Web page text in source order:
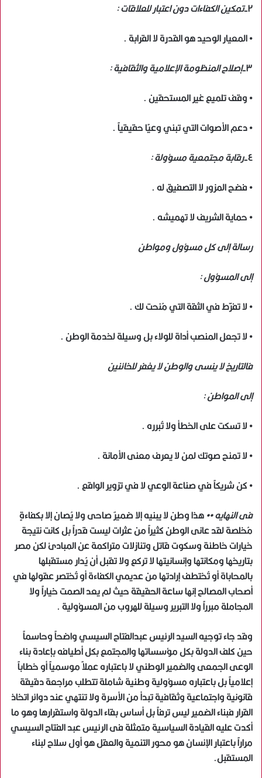
٢- تمكين الكفاءات دون اعتبار للعلاقات :
• المعيار الوحيد هو القدرة لا القرابة .
٣- إصلاح المنظومة الإعلامية والثقافية :
• وقف تلميع غير المستحقين .
• دعم الأصوات التي تبني وعيًا حقيقياً .
٤- رقابة مجتمعية مسؤولة :
• فضح المزور لا التصفيق له .
• حماية الشريف لا تهميشه .
رسالة إلى كل مسؤول ومواطن
إلى المسؤول :
• لا تفرّط في الثقة التي مُنحت لك .
• لا تجعل المنصب أداة للولاء بل وسيلة لخدمة الوطن .
فالتاريخ لا ينسى والوطن لا يغفر للخائنين
إلى المواطن :
• لا تسكت على الخطأ ولا تُبرره .
• لا تمنح صوتك لمن لا يعرف معنى الأمانة .
• كن شريكاً في صناعة الوعي لا في تزوير الواقع .
فى النهايه ••هذا وطن لا يبنيه إلا ضميرٌ صاحى ولا يُصان إلا بكفاءةٍ
مُخلصة لقد عانى الوطن كثيراً من عثرات ليست قدراً بل كانت نتيجة
خيارات خاطئة وسكوت قاتل وتنازلات متراكمة عن المبادئ لكن مصر
بتاريخها ومكانتها وإنسانيتها لا تركع ولا تقبل أن يُدار مستقبلها
بالمحاباة أو تُختطف إرادتها من عديمي الكفاءة أو تُختصر عقولها في
أصحاب المصالح إنها ساعة الحقيقة حيث لم يعد الصمت خياراً ولا
المجاملة مبرراً ولا التبرير وسيلة للهروب من المسؤولية .
وقد جاء توجيه السيد الرئيس عبدالفتاح السيسي واضحاً وحاسماً
حين كلف الدولة بكل مؤسساتها والمجتمع بكل أطيافه بإعادة بناء
الوعى الجمعى والضمير الوطني لا باعتباره عملاً موسمياً أو خطاباً
إعلامياً بل باعتباره مسؤولية وطنية شاملة تتطلب مراجعة دقيقة
قانونية واجتماعية وثقافية تبدأ من الأسرة ولا تنتهي عند دوائر اتخاذ
القرار فبناء الضمير ليس ترفاً بل أساس بقاء الدولة واستقرارها وهو ما
أكدت عليه القيادة السياسية متمثلة فى الرئيس عبد الفتاح السيسي
مراراً باعتبار الإنسان هو محور التنمية والعقل هو أول سلاح لبناء
المستقبل.